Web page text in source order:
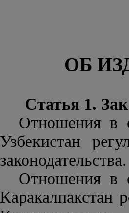
ОБ
Статья 1.
Отношения в
Узбекистан
законодательства.
Отношения в
Каракалпакстан